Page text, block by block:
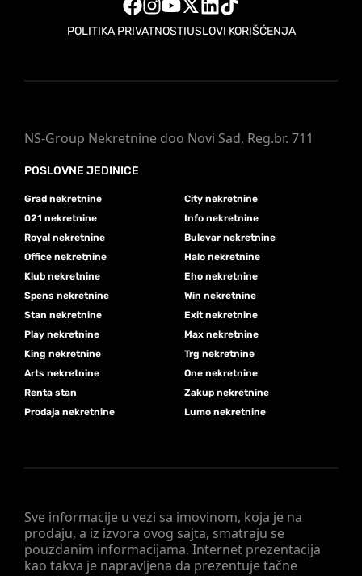
POLITIKA PRIVATNOSTIUSLOVI KORIŠĆENJA
Sve informacije u vezi sa imovinom, koja je na
prodaju, a iz izvora ovog sajta, smatraju se
pouzdanim informacijama. Internet prezentacija
kao takva je napravljena da prezentuje tačne
NS-Group Nekretnine doo Novi Sad, Reg.br. 711
POSLOVNE JEDINICE
Grad nekretnine
City nekretnine
021 nekretnine
Info nekretnine
Royal nekretnine
Bulevar nekretnine
Office nekretnine
Halo nekretnine
Klub nekretnine
Eho nekretnine
Spens nekretnine
Win nekretnine
Stan nekretnine
Exit nekretnine
Play nekretnine
Max nekretnine
King nekretnine
Trg nekretnine
Arts nekretnine
One nekretnine
Renta stan
Zakup nekretnine
Prodaja nekretnine
Lumo nekretnine